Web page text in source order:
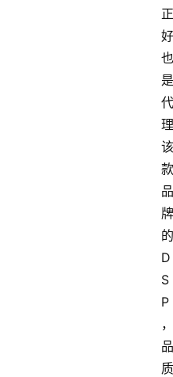
正
好
也
是
代
理
该
款
品
牌
的
D
S
P
，
品
质